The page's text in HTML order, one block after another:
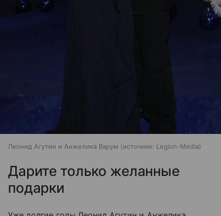
Леонид Агутин и Анжелика Варум источник: Legion-Media
Дарите только желанные
подарки